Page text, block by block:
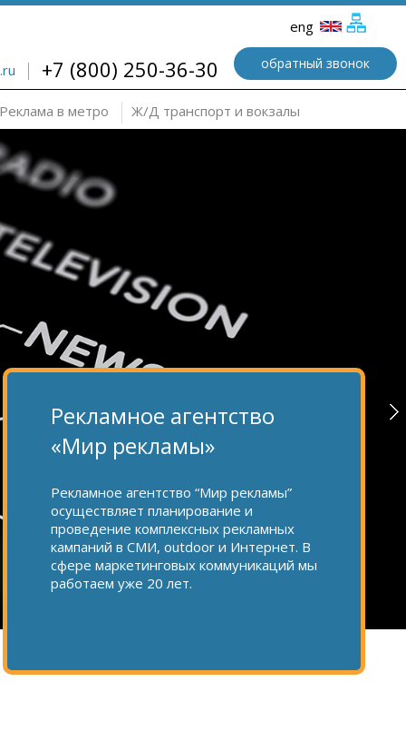
eng
обратный звонок
+7 (800) 250-36-30
в метро Ж/Д транспорт и вокзалы
Рекламное агентство
«Мир рекламы»
Рекламное агентство “Мир рекламы”
осуществляет планирование и
проведение комплексных рекламных
кампаний в СМИ, outdoor и Интернет. В
сфере маркетинговых коммуникаций мы
работаем уже 20 лет.